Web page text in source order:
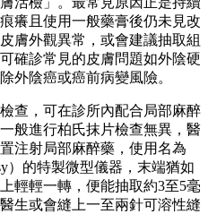
癢且使用一般藥膏後仍未見改
膚外觀異常，或會建議抽取組
確診常見的皮膚問題如外陰硬
外陰癌或癌前病變風險。
查，可在診所內配合局部麻醉
般進行柏氏抹片檢查無異，醫
注射局部麻醉藥，使用名為
）的特製微型儀器，末端猶如
輕輕一轉，便能抽取約3至5毫
生或會縫上一至兩針可溶性縫